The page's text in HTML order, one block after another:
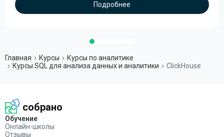
Подробнее
Главная Курсы
Курсы по аналитике
Курсы SQL для анализа данных и аналитики
ClickHouse
собрано
Обучение
Онлайн-школы
Отзывы